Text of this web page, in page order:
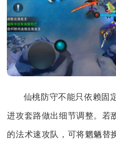
仙桃防守不能只依赖固
进攻套路做出细节调整。若
的法术速攻队，可将魍魉替